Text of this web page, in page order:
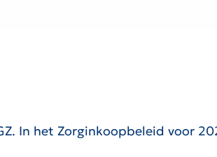
In het Zorginkoopbeleid voor